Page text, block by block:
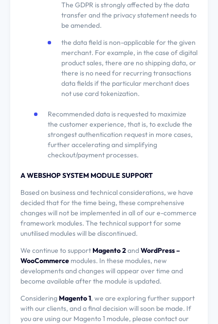
The GDPR is strongly affected by the data
transfer and the privacy statement needs to
be amended.
the data field is non-applicable for the given
merchant. For example, in the case of digital
product sales, there are no shipping data, or
there is no need for recurring transactions
data fields if the particular merchant does
not use card tokenization.
Recommended data is requested to maximize
the customer experience, that is, to exclude the
strongest authentication request in more cases,
further accelerating and simplifying
checkout/payment processes.
A WEBSHOP SYSTEM MODULE SUPPORT
Based on business and technical considerations, we have
decided that for the time being, these comprehensive
changes will not be implemented in all of our e-commerce
framework modules. The technical support for some
unutilised modules will be discontinued.
We continue to support Magento 2andWordPress –
WooCommerce modules. In these modules, new
developments and changes will appear over time and
become available after the module is updated.
Considering Magento 1, we are exploring further support
with our clients, and a final decision will soon be made. If
you are using our Magento 1 module, please contact our